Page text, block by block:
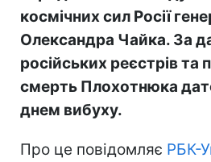
космічних сил Росії
Олександра Чайка. За
російських реєстрів та
смерть Плохотнюка
днем вибуху.
Про це повідомляє РБК-